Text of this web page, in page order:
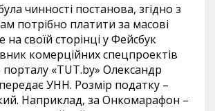
чинності постанова, згідно з
потрібно платити за масові
на своїй сторінці у Фейсбук
комерційних спецпроектів
порталу «TUT.by» Олександр
УНН. Розмір податку –
Наприклад, за Онкомарафон –